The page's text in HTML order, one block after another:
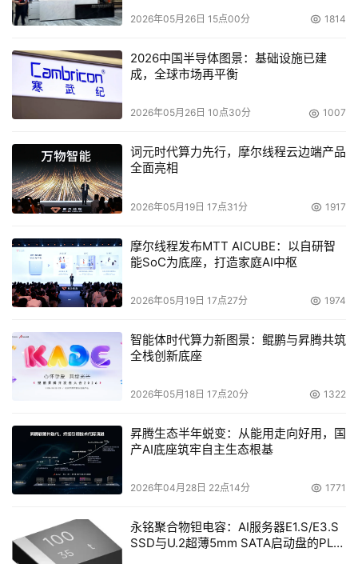
瑞贝卡ERP系统异地容灾方案拓扑图
方案的特点及优势：
1、本方案能够支持手动/自动信令容灾方案，用户可以
根据实际需要进行自由选择。
2、由于采用了通过SRL、DCM、严格的按写顺序传
以最大限度地保证主、备节点的数据一致性，同时支持
1+1、N+1和节点互备方式，满足用户的不同需求。
3、采用基于卷的VVR数据传输方式，每次传送的数据
大的带宽利用率。
4、软硬件设备均采用全球领导性厂商，如异地容灾热
备软件采用的是全球容灾备份软件领域中排名第一的
盘存储阵列领域中排名第一的浪潮 CX300 全光纤存储
阵列，服务器采用SUN的小型机。顶级硬件产品的应用
2026年05月26日 15点00分 1814
2026中国半导体图景：基础设施已建
成，全球市场再平衡
2026年05月26日 10点30分 1007
词元时代算力先行，摩尔线程云边端产品
全面亮相
2026年05月19日 17点31分 1917
摩尔线程发布MTT AICUBE：以自研智
能SoC为底座，打造家庭AI中枢
2026年05月19日 17点27分 1974
智能体时代算力新图景：鲲鹏与昇腾共筑
全栈创新底座
2026年05月18日 17点20分 1322
昇腾生态半年蜕变：从能用走向好用，国
产AI底座筑牢自主生态根基
2026年04月28日 22点14分 1771
永铭聚合物钽电容：AI服务器E1.S/E3.S
SSD与U.2超薄5mm SATA启动盘的PLP